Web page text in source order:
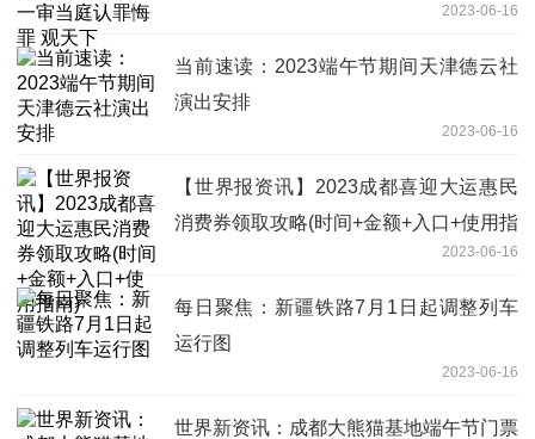
2023-06-16
当前速读：2023端午节期间天津德云社
演出安排
2023-06-16
【世界报资讯】2023成都喜迎大运惠民
消费券领取攻略(时间+金额+入口+使用指
2023-06-16
每日聚焦：新疆铁路7月1日起调整列车
运行图
2023-06-16
世界新资讯：成都大熊猫基地端午节门票